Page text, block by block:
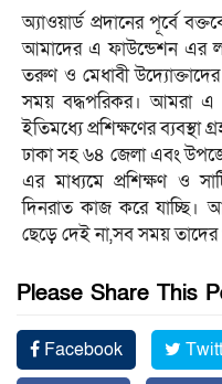
অ্যাওয়ার্ড প্রদানের পূর্বে
আমাদের এ ফাউন্ডেশন এর
তরুণ ও মেধাবী
সময় বদ্ধপরিকর। আমরা এ
ইতিমধ্যে প্রশিক্ষণের ব্যবস্থা
ঢাকা সহ ৬৪ জেলা এবং
এর মাধ্যমে প্রশিক্ষণ ও
দিনরাত কাজ করে যাচ্ছি।
ছেড়ে দেই না,সব সময় তাদের
Please Share This
Facebook